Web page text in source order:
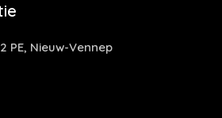
PE, Nieuw-Vennep